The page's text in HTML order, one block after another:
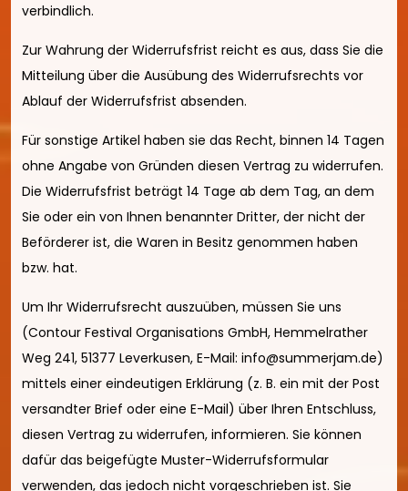
verbindlich.
Zur Wahrung der Widerrufsfrist reicht es aus, dass Sie die
Mitteilung über die Ausübung des Widerrufsrechts vor
Ablauf der Widerrufsfrist absenden.
Für sonstige Artikel haben sie das Recht, binnen 14 Tagen
ohne Angabe von Gründen diesen Vertrag zu widerrufen.
Die Widerrufsfrist beträgt 14 Tage ab dem Tag, an dem
Sie oder ein von Ihnen benannter Dritter, der nicht der
Beförderer ist, die Waren in Besitz genommen haben
bzw. hat.
Um Ihr Widerrufsrecht auszuüben, müssen Sie uns
(Contour Festival Organisations GmbH, Hemmelrather
Weg 241, 51377 Leverkusen, E-Mail: info@summerjam.de)
mittels einer eindeutigen Erklärung (z. B. ein mit der Post
versandter Brief oder eine E-Mail) über Ihren Entschluss,
diesen Vertrag zu widerrufen, informieren. Sie können
dafür das beigefügte Muster-Widerrufsformular
verwenden, das jedoch nicht vorgeschrieben ist. Sie